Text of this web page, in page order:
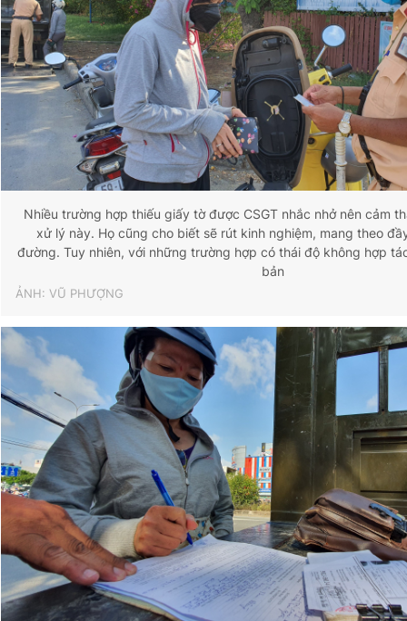
Nhiều trường hợp thiếu giấy tờ được CSGT nhắc nhở nên cảm
xử lý này. Họ cũng cho biết sẽ rút kinh nghiệm, mang theo
đường. Tuy nhiên, với những trường hợp có thái độ không hợp
bản
ẢNH: VŨ PHƯỢNG